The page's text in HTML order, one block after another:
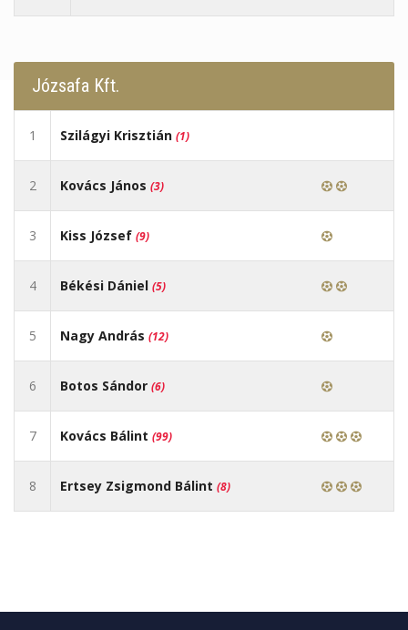
Józsafa Kft.
1 Szilágyi Krisztián (1)
2 Kovács János (3)
3 Kiss József (9)
4 Békési Dániel (5)
5 Nagy András (12)
6 Botos Sándor (6)
7 Kovács Bálint (99)
8 Ertsey Zsigmond Bálint (8)